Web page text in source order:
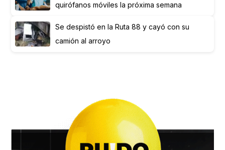
quirófanos móviles la próxima semana
Se despistó en la Ruta 88 y cayó con su
camión al arroyo